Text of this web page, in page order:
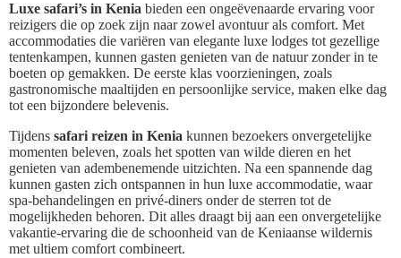
Luxe safari’s in Kenia bieden een ongeëvenaarde ervaring voor
reizigers die op zoek zijn naar zowel avontuur als comfort. Met
accommodaties die variëren van elegante luxe lodges tot gezellige
tentenkampen, kunnen gasten genieten van de natuur zonder in te
boeten op gemakken. De eerste klas voorzieningen, zoals
gastronomische maaltijden en persoonlijke service, maken elke dag
tot een bijzondere belevenis.
Tijdens safari reizen in Kenia kunnen bezoekers onvergetelijke
momenten beleven, zoals het spotten van wilde dieren en het
genieten van adembenemende uitzichten. Na een spannende dag
kunnen gasten zich ontspannen in hun luxe accommodatie, waar
spa-behandelingen en privé-diners onder de sterren tot de
mogelijkheden behoren. Dit alles draagt bij aan een onvergetelijke
vakantie-ervaring die de schoonheid van de Keniaanse wildernis
met ultiem comfort combineert.